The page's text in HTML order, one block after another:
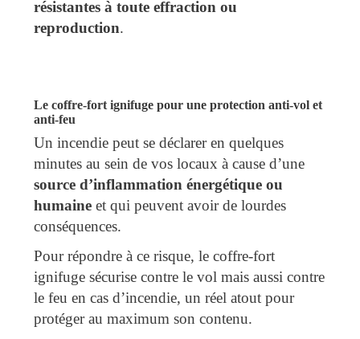
résistantes à toute effraction ou
reproduction.
Le coffre-fort ignifuge pour une protection anti-vol et
anti-feu
Un incendie peut se déclarer en quelques
minutes au sein de vos locaux à cause d’une
source d’inflammation énergétique ou
humaine et qui peuvent avoir de lourdes
conséquences.
Pour répondre à ce risque, le coffre-fort
ignifuge sécurise contre le vol mais aussi contre
le feu en cas d’incendie, un réel atout pour
protéger au maximum son contenu.